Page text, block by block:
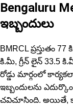
Bengaluru
ఇబ్బందులు
BMRCL ప్రస్తుతం
కి.మీ, గ్రీన్ లైన్ 33.5
రోడ్డు మార్గంలో
ఇబ్బందులను
చవిచూసింది. అయితే,